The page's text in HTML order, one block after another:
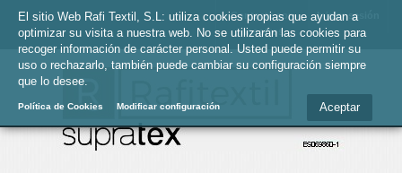
Iniciar sesión
Contacte con
nosotros
El sitio Web Rafi Textil, S.L: utiliza cookies propias que ayudan a
optimizar su visita a nuestra web. No se utilizarán las cookies para
recoger información de carácter personal. Usted puede permitir su
uso o rechazarlo, también puede cambiar su configuración siempre
que lo desee.
Política de Cookies Modificar configuración Aceptar